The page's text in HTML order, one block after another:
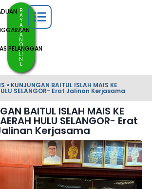
PELANGGAN
B
A
Y
A
R
A
N
O
N
LI
N
E
» KUNJUNGAN BAITUL ISLAH MAIS KE
SELANGOR- Erat Jalinan Kerjasama
BAITUL ISLAH MAIS KE
HULU SELANGOR- Erat
Kerjasama